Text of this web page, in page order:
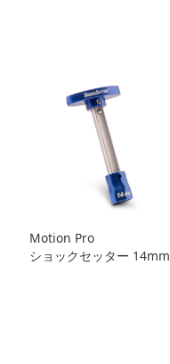
Motion Pro
ショックセッター 14mm